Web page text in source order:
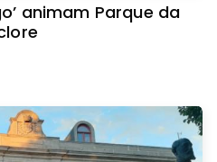
animam Parque da